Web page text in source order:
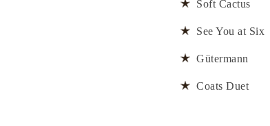
Soft Cactus
See You at Six
Gütermann
Coats Duet